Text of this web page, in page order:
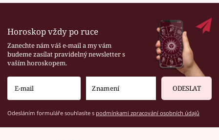
Horoskop vždy po ruce
Zanechte nám váš e-mail a my vám
budeme zasílat pravidelný newsletter s
vaším horoskopem.
ODESLAT
Odesláním formuláře souhlasíte s podmínkami zpracování osobních údajů